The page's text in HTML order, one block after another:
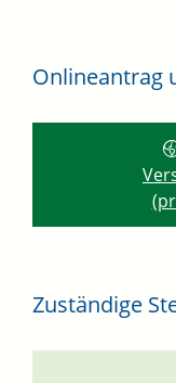
Onlineantrag
Zuständige